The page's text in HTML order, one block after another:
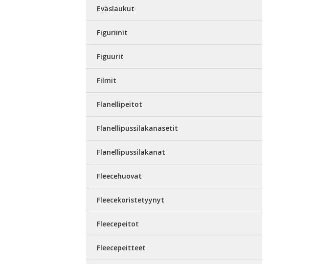
Eväslaukut
Figuriinit
Figuurit
Filmit
Flanellipeitot
Flanellipussilakanasetit
Flanellipussilakanat
Fleecehuovat
Fleecekoristetyynyt
Fleecepeitot
Fleecepeitteet